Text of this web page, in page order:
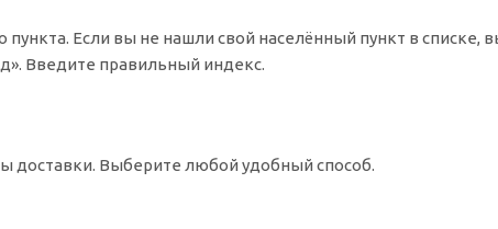
Если вы не нашли свой населённый пункт в
Введите правильный индекс.
доставки. Выберите любой удобный способ.